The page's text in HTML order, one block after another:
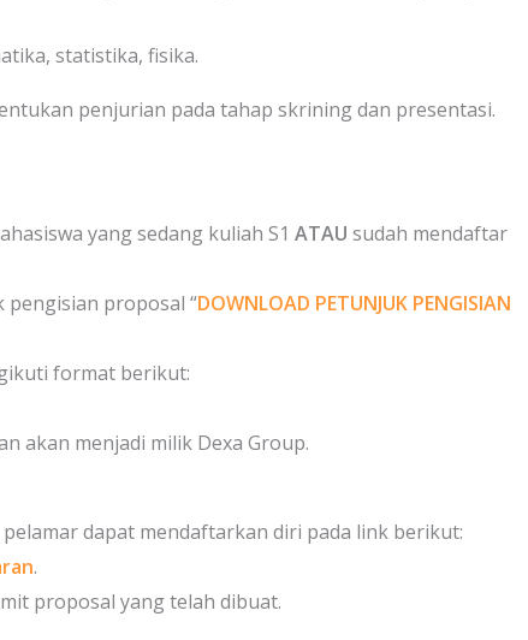
statistika, fisika.
penjurian pada tahap skrining dan presentasi.
yang sedang kuliah S1 ATAU sudah mendaftar
proposal “DOWNLOAD PETUNJUK PENGISIAN
format berikut:
akan menjadi milik Dexa Group.
dapat mendaftarkan diri pada link berikut:
.
proposal yang telah dibuat.